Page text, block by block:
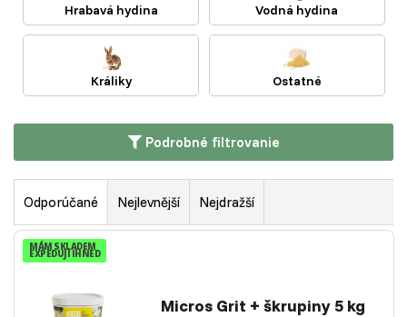
Hrabavá hydina Vodná hydina
Králiky Ostatné
Podrobné filtrovanie
Odporúčané Nejlevnější Nejdražší
MÁM SKLADEM
EXPEDUJI IHNED
Micros Grit + škrupiny 5 kg